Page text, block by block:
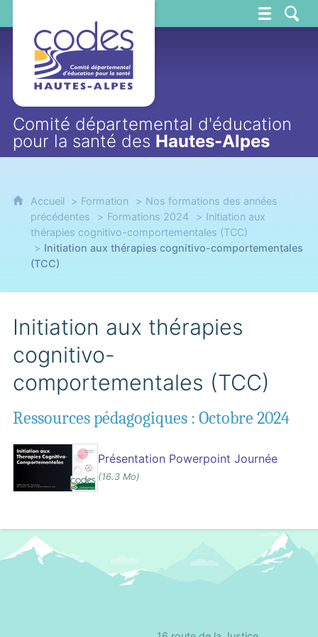
Comité départemental d'éducation
pour la santé des Hautes-Alpes
Accueil Formation
Nos formations des années
précédentes
Formations 2024
Initiation aux
thérapies cognitivo-comportementales (TCC)
Initiation aux thérapies cognitivo-comportementales
(TCC)
Initiation aux thérapies
cognitivo-
comportementales (TCC)
Ressources pédagogiques : Octobre 2024
Présentation Powerpoint Journée
(16.3 Mo)